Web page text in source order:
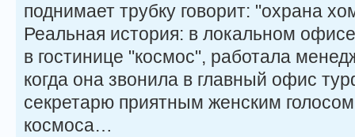
поднимает трубку говорит: "охрана
Реальная история: в локальном
в гостинице "космос", работала
когда она звонила в главный офис
секретарю приятным женским
космоса…